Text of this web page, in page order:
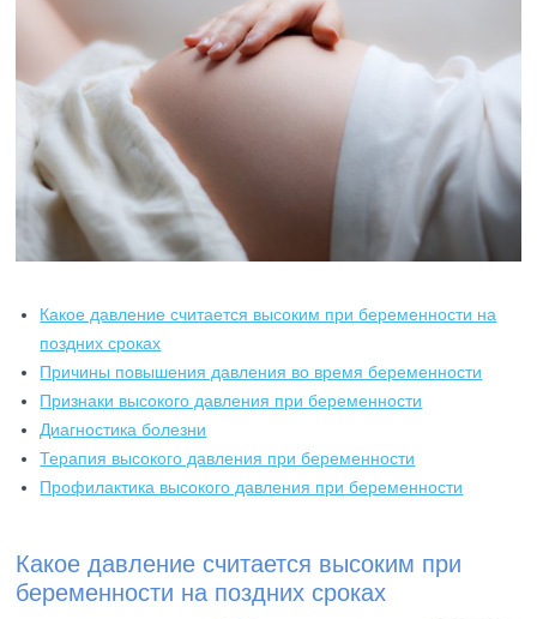
Какое давление считается высоким при беременности на
поздних сроках
Причины повышения давления во время беременности
Признаки высокого давления при беременности
Диагностика болезни
Терапия высокого давления при беременности
Профилактика высокого давления при беременности
Какое давление считается высоким при
беременности на поздних сроках